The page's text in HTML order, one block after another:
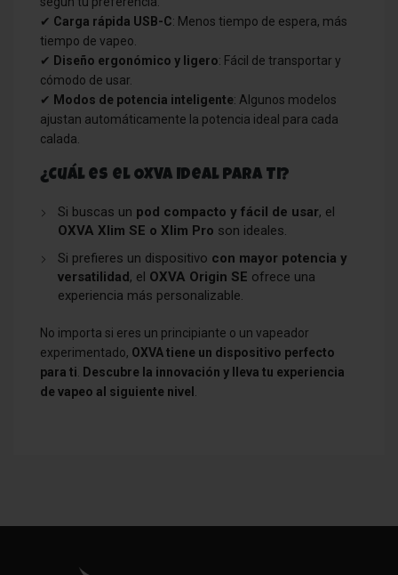
✔ Carga rápida USB-C: Menos tiempo de espera, más
tiempo de vapeo.
✔ Diseño ergonómico y ligero: Fácil de transportar y
cómodo de usar.
✔ Modos de potencia inteligente: Algunos modelos
ajustan automáticamente la potencia ideal para cada
calada.
¿Cuál es el OXVA Ideal para Ti?
Si buscas un pod compacto y fácil de usar, el
OXVA Xlim SE o Xlim Pro son ideales.
Si prefieres un dispositivo con mayor potencia y
versatilidad, el OXVA Origin SE ofrece una
experiencia más personalizable.
No importa si eres un principiante o un vapeador
experimentado, OXVA tiene un dispositivo perfecto
para ti
Descubre la innovación y lleva tu experiencia
de vapeo al siguiente nivel